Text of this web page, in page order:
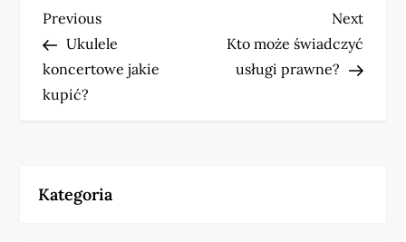
N
a
w
g
Previous
Post
Previous
Ukulele
koncertowe jakie
kupić?
Next
Post
Next
Kto może świadczyć
usługi prawne?
Kategoria